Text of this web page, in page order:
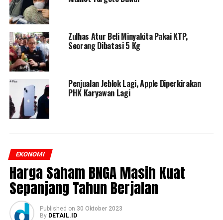
Zulhas Atur Beli Minyakita Pakai KTP,
Seorang Dibatasi 5 Kg
Penjualan Jeblok Lagi, Apple Diperkirakan
PHK Karyawan Lagi
EKONOMI
Harga Saham BNGA Masih Kuat
Sepanjang Tahun Berjalan
Published on 30 Oktober 2023
By DETAIL.ID